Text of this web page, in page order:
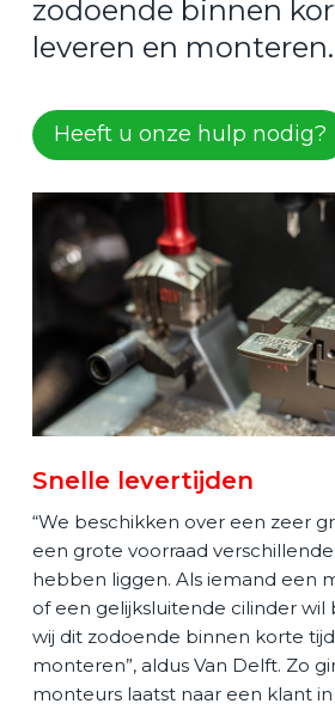
zodoende binnen
leveren en monteren.
Heeft u onze hulp nodig?
Snelle levertijden
“We beschikken over een zeer
een grote voorraad
hebben liggen. Als iemand een
of een gelijksluitende cilinder wil
wij dit zodoende binnen korte
monteren”, aldus Van Delft. Zo
monteurs laatst naar een klant in